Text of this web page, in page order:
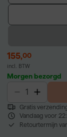
155,00
incl. BTW
Morgen bezorgd
Gratis
Vandaag voor
Retourtermijn